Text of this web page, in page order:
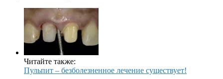
Читайте также:
Пульпит – безболезненное лечение существует!